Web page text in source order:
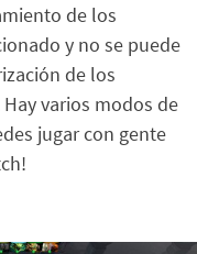
de los
y no se puede
de los
varios modos de
jugar con gente